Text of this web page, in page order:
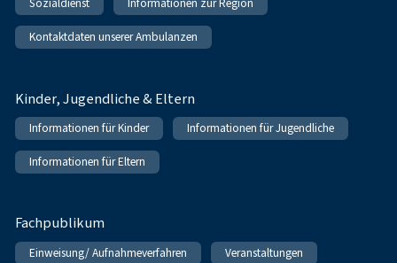
Sozialdienst Informationen zur Region
Kontaktdaten unserer Ambulanzen
Kinder, Jugendliche & Eltern
Informationen für Kinder Informationen für Jugendliche
Informationen für Eltern
Fachpublikum
Einweisung/ Aufnahmeverfahren Veranstaltungen